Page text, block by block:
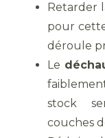
Retarder
pour
déroule
Le
stock
couches